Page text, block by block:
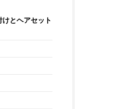
とヘアセット